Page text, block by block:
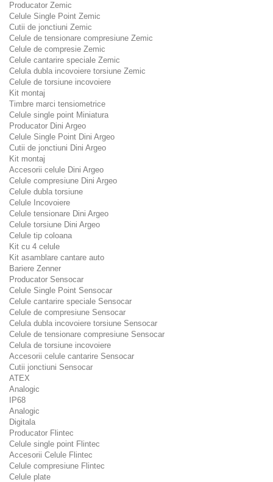
Producator Zemic
Celule Single Point Zemic
Cutii de jonctiuni Zemic
Celule de tensionare compresiune Zemic
Celule de compresie Zemic
Celule cantarire speciale Zemic
Celula dubla incovoiere torsiune Zemic
Celule de torsiune incovoiere
Kit montaj
Timbre marci tensiometrice
Celule single point Miniatura
Producator Dini Argeo
Celule Single Point Dini Argeo
Cutii de jonctiuni Dini Argeo
Kit montaj
Accesorii celule Dini Argeo
Celule compresiune Dini Argeo
Celule dubla torsiune
Celule Incovoiere
Celule tensionare Dini Argeo
Celule torsiune Dini Argeo
Celule tip coloana
Kit cu 4 celule
Kit asamblare cantare auto
Bariere Zenner
Producator Sensocar
Celule Single Point Sensocar
Celule cantarire speciale Sensocar
Celule de compresiune Sensocar
Celula dubla incovoiere torsiune Sensocar
Celule de tensionare compresiune Sensocar
Celula de torsiune incovoiere
Accesorii celule cantarire Sensocar
Cutii jonctiuni Sensocar
ATEX
Analogic
IP68
Analogic
Digitala
Producator Flintec
Celule single point Flintec
Accesorii Celule Flintec
Celule compresiune Flintec
Celule plate